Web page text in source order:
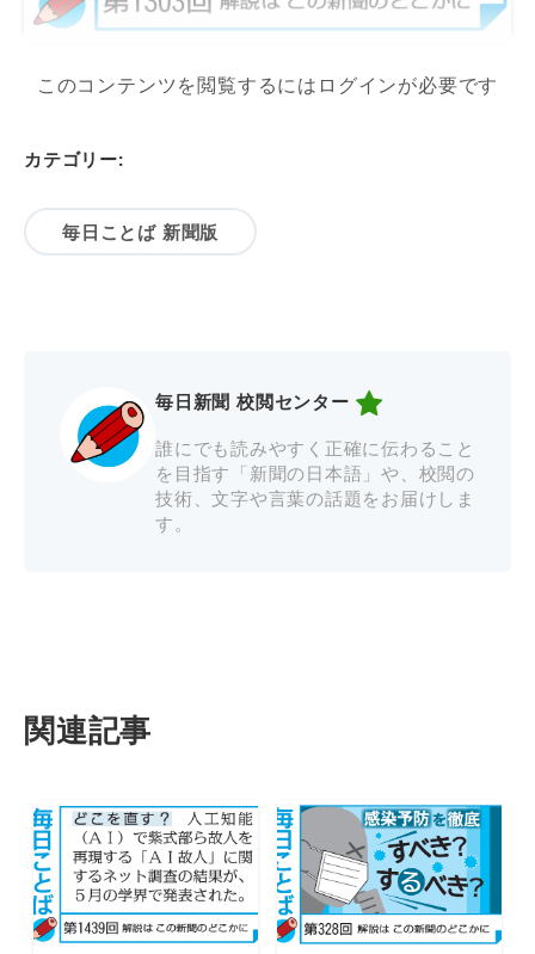
このコンテンツを閲覧するにはログインが必要です
カテゴリー:
毎日ことば 新聞版
毎日新聞 校閲センター
誰にでも読みやすく正確に伝わること
を目指す「新聞の日本語」や、校閲の
技術、文字や言葉の話題をお届けしま
す。
関連記事